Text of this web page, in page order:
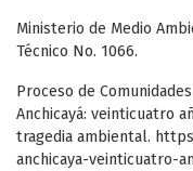
Ministerio de Medio
Técnico No. 1066.
Proceso de
Anchicayá: veinticuatro
tragedia ambiental.
anchicaya-veinticuatro-